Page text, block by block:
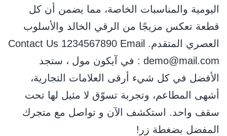
اﻟﻴﻮﻣﻴﺔ واﻟﻤﻨﺎﺳﺒﺎت اﻟﺨﺎﺻﺔ، ﻣﻤﺎ ﻳﻀﻤﻦ أن ﻛﻞ
ﻗﻄﻌﺔ ﺗﻌﻜﺲ ﻣﺰﻳﺠًﺎ ﻣﻦ اﻟﺮﻗﻲ اﻟﺨﺎﻟﺪ واﻷﺳﻠﻮب
اﻟﻌﺼﺮي اﻟﻤﺘﻘﺪم. Contact Us 1234567890 Email
: demo@mail.com في آيكون مول ، ستجد
الأفضل في كل شيء أرقى العلامات التجارية،
أشهى المطاعم، وتجربة تسوّق لا مثيل لها تحت
سقف واحد. استكشف الآن و تواصل مع متجرك
المفضل بضغطة زر!